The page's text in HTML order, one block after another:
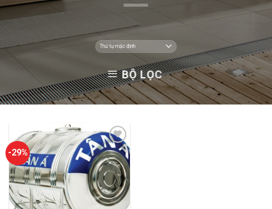
BỘ LỌC
-29%
Add to
wishlist